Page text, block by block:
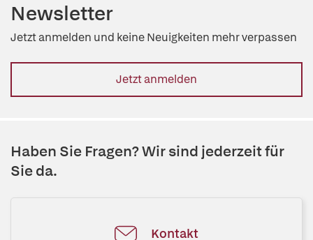
Newsletter
Jetzt anmelden und keine Neuigkeiten mehr verpassen
Jetzt anmelden
Haben Sie Fragen? Wir sind jederzeit für
Sie da.
Kontakt